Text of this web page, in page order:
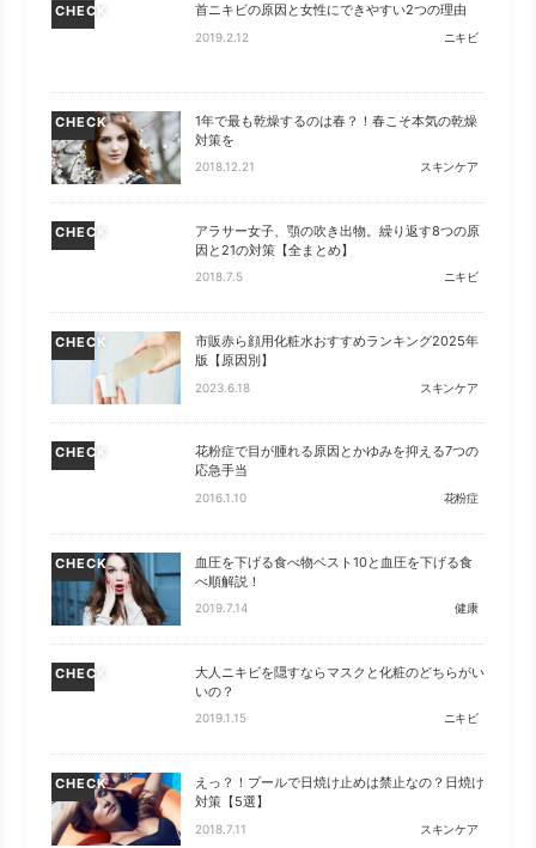
CHECK 首ニキビの原因と女性にできやすい2つの理由
2019.2.12 ニキビ
CHECK
1年で最も乾燥するのは春？！春こそ本気の乾燥
対策を
2018.12.21 スキンケア
CHECK
アラサー女子、顎の吹き出物。繰り返す8つの原
因と21の対策【全まとめ】
2018.7.5 ニキビ
CHECK
市販赤ら顔用化粧水おすすめランキング2025年
版【原因別】
2023.6.18 スキンケア
CHECK
花粉症で目が腫れる原因とかゆみを抑える7つの
応急手当
2016.1.10 花粉症
CHECK
血圧を下げる食べ物ベスト10と血圧を下げる食
べ順解説！
2019.7.14 健康
CHECK
大人ニキビを隠すならマスクと化粧のどちらがい
いの？
2019.1.15 ニキビ
CHECK
えっ？！プールで日焼け止めは禁止なの？日焼け
対策【5選】
2018.7.11 スキンケア